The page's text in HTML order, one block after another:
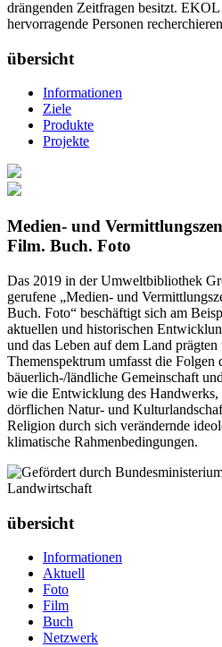
drängenden Zeitfragen besitzt.
hervorragende Personen
übersicht
Informationen
Ziele
Produkte
Projekte
Medien- und
Film. Buch. Foto
Das 2019 in der Umweltbibliothek
gerufene „Medien- und
Buch. Foto“ beschäftigt sich am
aktuellen und historischen
und das Leben auf dem Land prägten
Themenspektrum umfasst die
bäuerlich-/ländliche Gemeinschaft
wie die Entwicklung des Handwerks,
dörflichen Natur- und
Religion durch sich verändernde
klimatische Rahmenbedingungen.
übersicht
Informationen
Aktuell
Foto
Film
Buch
Netzwerk